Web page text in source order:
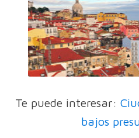
Te puede interesar:
bajos